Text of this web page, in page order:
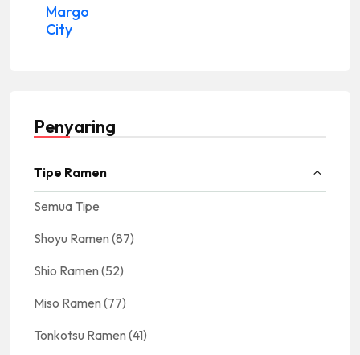
Margo
City
Penyaring
Tipe Ramen
Semua Tipe
Shoyu Ramen (87)
Shio Ramen (52)
Miso Ramen (77)
Tonkotsu Ramen (41)